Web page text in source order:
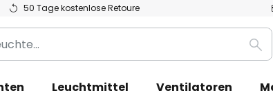
50 Tage kostenlose Retoure
Leuchtmittel Ventilatoren